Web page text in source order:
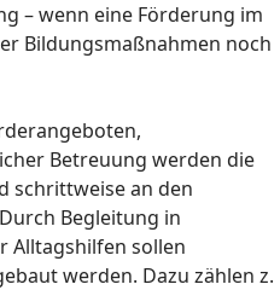
– wenn eine Förderung im
Bildungsmaßnahmen noch
Betreuung werden die
schrittweise an den
Begleitung in
Alltagshilfen sollen
werden. Dazu zählen z.